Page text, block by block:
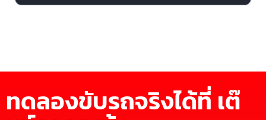
ทดลองขับรถจริงได้ที่ เต๊